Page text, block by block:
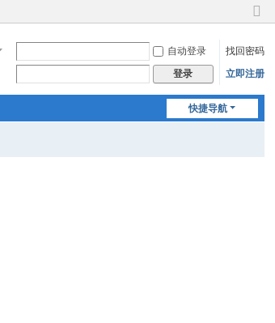
切
到
窄
自动登录
找回密码
登录 立即注册
快捷导航